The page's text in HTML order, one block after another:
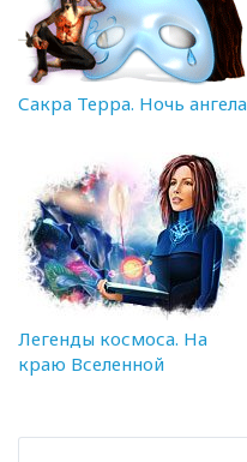
Сакра Терра. Ночь ангела
Легенды космоса. На
краю Вселенной